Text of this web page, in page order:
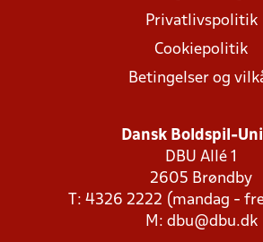
Privatlivspolitik
Cookiepolitik
Betingelser og
Dansk Boldspil-
DBU Allé 1
2605 Brøndby
T: 4326 2222 (mandag -
M: dbu@dbu.dk